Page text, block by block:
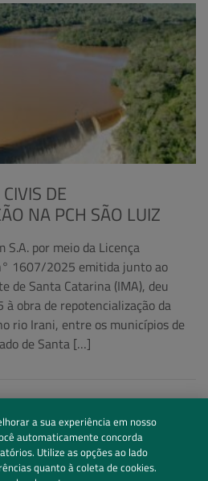
DE
NA PCH SÃO LUIZ
S.A. por meio da Licença
1607/2025 emitida junto ao
de Santa Catarina (IMA), deu
obra de repotencialização da
rio Irani, entre os municípios de
de Santa […]
a sua experiência em nosso
automaticamente concorda
Utilize as opções ao lado
quanto à coleta de cookies.